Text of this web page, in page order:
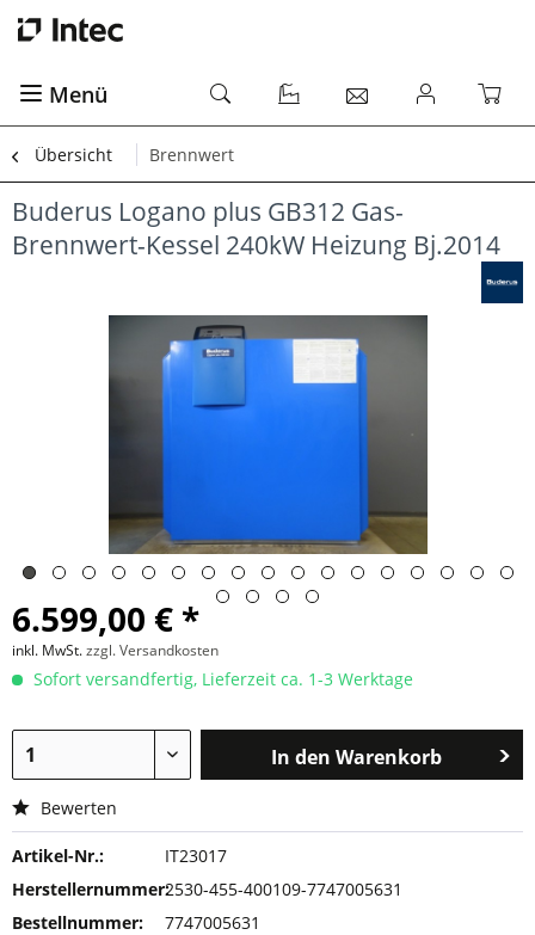
Menü
Übersicht Brennwert
Buderus Logano plus GB312 Gas-
Brennwert-Kessel 240kW Heizung Bj.2014
6.599,00 € *
inkl. MwSt.zzgl. Versandkosten
Sofort versandfertig, Lieferzeit ca. 1-3 Werktage
In den Warenkorb
Bewerten
Artikel-Nr.:
IT23017
Herstellernummer:2530-455-400109-7747005631
Bestellnummer:
7747005631